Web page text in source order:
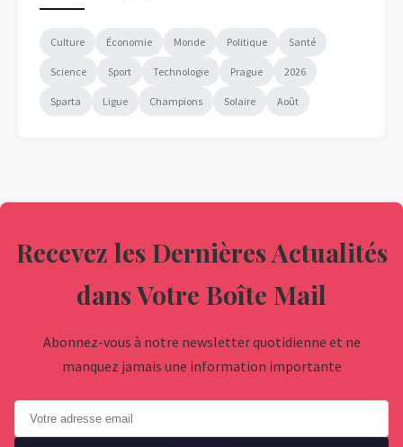
Culture Économie Monde Politique Santé
Science Sport Technologie Prague 2026
Sparta Ligue Champions Solaire Août
Recevez les Dernières Actualités
dans Votre Boîte Mail
Abonnez-vous à notre newsletter quotidienne et ne
manquez jamais une information importante